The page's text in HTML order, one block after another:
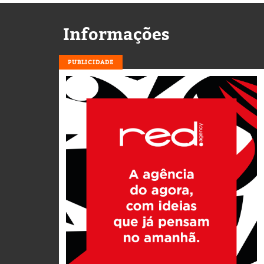
Informações
PUBLICIDADE